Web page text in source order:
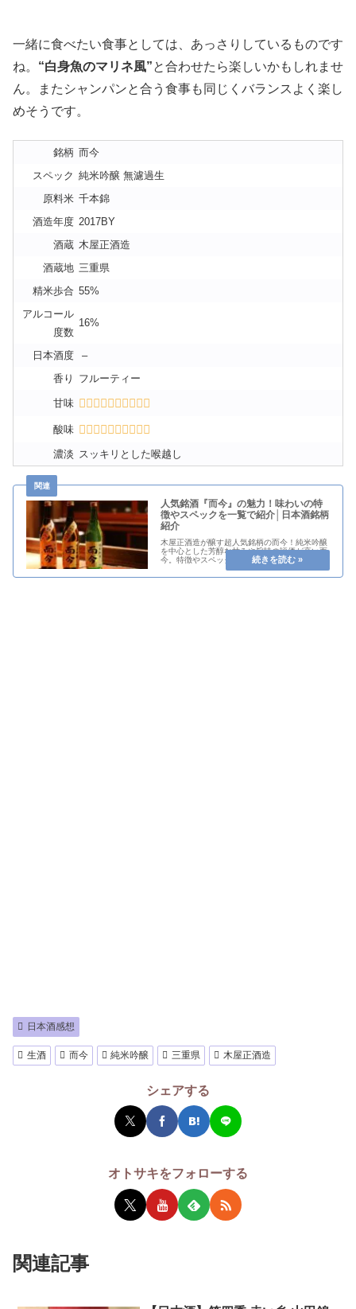
一緒に食べたい食事としては、あっさりしているものです
ね。 “白身魚のマリネ風”と合わせたら楽しいかもしれませ
ん。またシャンパンと合う食事も同じくバランスよく楽し
めそうです。
銘柄 而今
スペック 純米吟醸 無濾過生
原料米 千本錦
酒造年度 2017BY
酒蔵 木屋正酒造
酒蔵地 三重県
精米歩合 55%
アルコール
度数
16%
日本酒度
–
香り
フルーティー
甘味
酸味
濃淡 スッキリとした喉越し
人気銘酒『而今』の魅力！味わいの特
徴やスペックを一覧で紹介│日本酒銘柄
紹介
木屋正酒造が醸す超人気銘柄の而今！純米吟醸
を中心とした芳醇な甘みや旨味の評価が高い而
今。特徴やスペックを一覧で紹介します！
日本酒感想
生酒 而今 純米吟醸 三重県 木屋正酒造
シェアする
オトサキをフォローする
関連記事